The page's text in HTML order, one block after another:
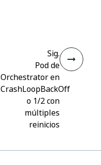
Sig.
Pod de
Orchestrator en
CrashLoopBackOff
o 1/2 con
múltiples
reinicios